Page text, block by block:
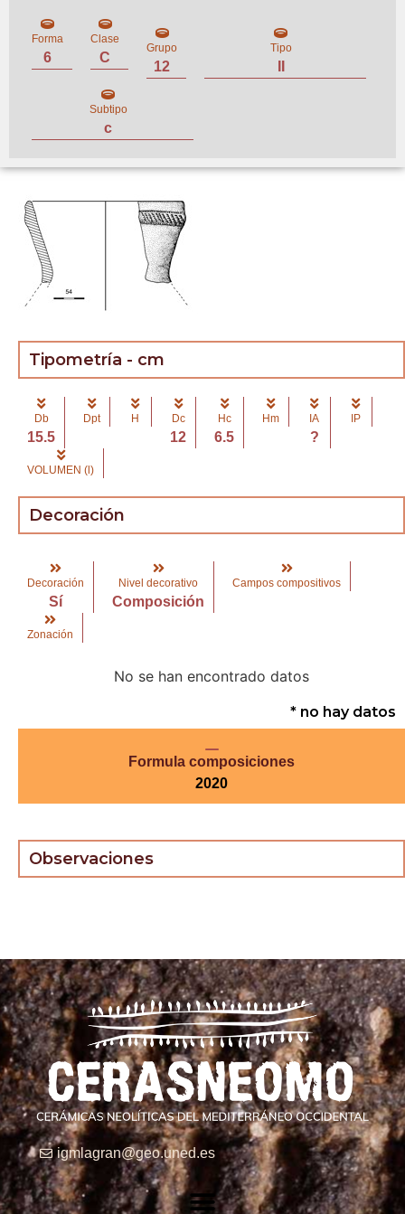
Forma
6
Clase
C
Grupo
12
Tipo
Subtipo
c
Tipometría - cm
Db
15.5
Dpt H Dc
12
Hc
6.5
Hm IA
?
IP
VOLUMEN (l)
Decoración
Decoración
Sí
Nivel decorativo
Composición
Campos compositivos
Zonación
No se han encontrado datos
* no hay datos
Formula composiciones
2020
Observaciones
igmlagran@geo.uned.es